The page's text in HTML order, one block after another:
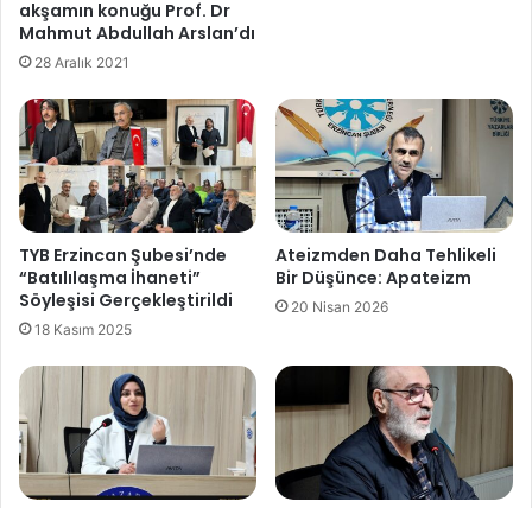
akşamın konuğu Prof. Dr
Mahmut Abdullah Arslan’dı
28 Aralık 2021
TYB Erzincan Şubesi’nde
“Batılılaşma İhaneti”
Söyleşisi Gerçekleştirildi
18 Kasım 2025
Ateizmden Daha Tehlikeli
Bir Düşünce: Apateizm
20 Nisan 2026